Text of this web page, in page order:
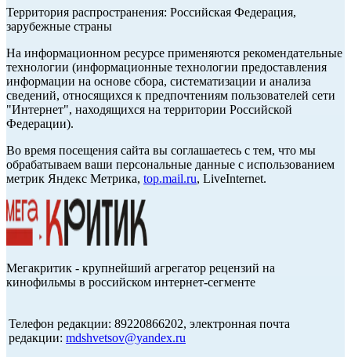
Территория распространения: Российская Федерация,
зарубежные страны
На информационном ресурсе применяются рекомендательные
технологии (информационные технологии предоставления
информации на основе сбора, систематизации и анализа
сведений, относящихся к предпочтениям пользователей сети
"Интернет", находящихся на территории Российской
Федерации).
Во время посещения сайта вы соглашаетесь с тем, что мы
обрабатываем ваши персональные данные с использованием
метрик Яндекс Метрика, top.mail.ru, LiveInternet.
Мегакритик - крупнейший агрегатор рецензий на
кинофильмы в российском интернет-сегменте
Телефон редакции: 89220866202, электронная почта
редакции: mdshvetsov@yandex.ru